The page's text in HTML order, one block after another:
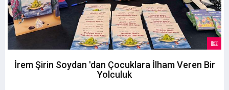
İrem Şirin Soydan 'dan Çocuklara İlham Veren Bir
Yolculuk